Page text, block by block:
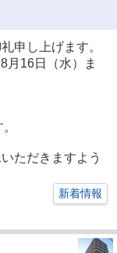
申し上げます。
月16日（水）ま
ただきますよう
新着情報